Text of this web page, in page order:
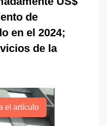
de
en el 2024;
de la
el artículo